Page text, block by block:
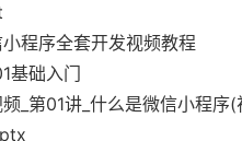
小程序全套开发视频教程
基础入门
_第01讲_什么是微信小程序(